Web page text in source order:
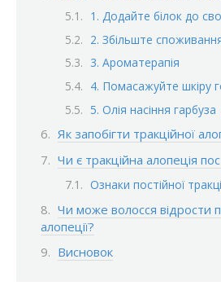
1. Додайте білок до
2. Збільште
3. Ароматерапія
4. Помасажуйте шкіру
5. Олія насіння гарбуза
Як запобігти тракційної
Чи є тракційна алопеція
Ознаки постійної
Чи може волосся відрости
алопеції?
Висновок